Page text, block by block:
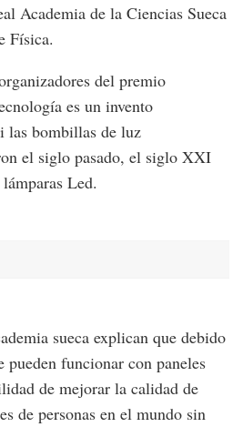
Academia de la Ciencias Sueca
Física.
del premio
es un invento
las bombillas de luz
el siglo pasado, el siglo XXI
Led.
sueca explican que debido
pueden funcionar con paneles
de mejorar la calidad de
de personas en el mundo sin